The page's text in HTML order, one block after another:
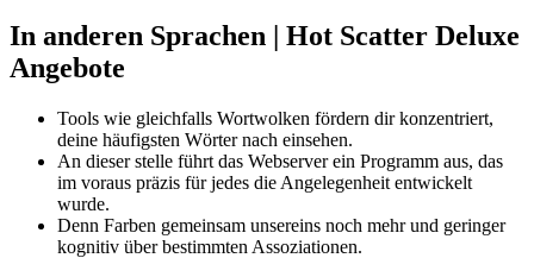
In anderen Sprachen | Hot Scatter Deluxe
Angebote
Tools wie gleichfalls Wortwolken fördern dir konzentriert,
deine häufigsten Wörter nach einsehen.
An dieser stelle führt das Webserver ein Programm aus, das
im voraus präzis für jedes die Angelegenheit entwickelt
wurde.
Denn Farben gemeinsam unsereins noch mehr und geringer
kognitiv über bestimmten Assoziationen.